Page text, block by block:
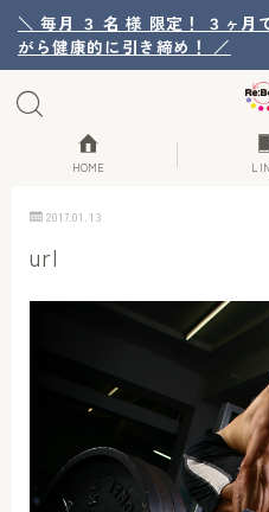
＼ 毎月 ３ 名 様 限定！ ３ヶ月
がら健康的に引き締め！ ／
MENU
Re:Bodyの想い
初回体験詳細
記事カテゴリー一覧
プロフィール
HOME
2017.01.13
url